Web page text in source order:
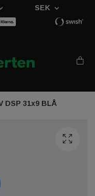
SEK
DSP 31x9 BLÅ